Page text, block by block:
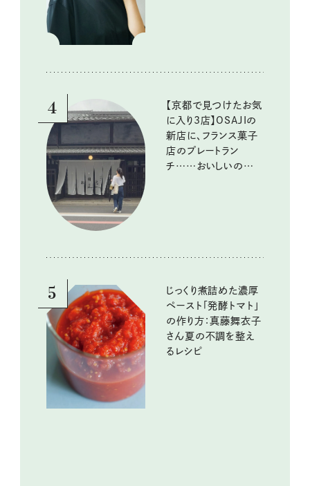
4
【京都で見つけたお気
に入り3店】OSAJIの
新店に、フランス菓子
店のプレートラン
チ……おいしいのんび
5
じっくり煮詰めた濃厚
ペースト「発酵トマト」
の作り方：真藤舞衣子
さん夏の不調を整え
るレシピ